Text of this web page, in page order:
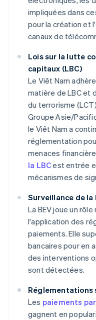
impliquées dans
pour la création et
canaux de
Lois sur la lutte
capitaux (LBC)
Le Viêt Nam
matière de LBC et
du terrorisme
Groupe Asie/
le Viêt Nam a
réglementation
menaces
la LBCest entrée
mécanismes de
Surveillance de la
La BEV joue un
l'application des
paiements. Elle
bancaires pour en
des interventions
sont détectées.
Réglementations
Les paiements
gagnent en